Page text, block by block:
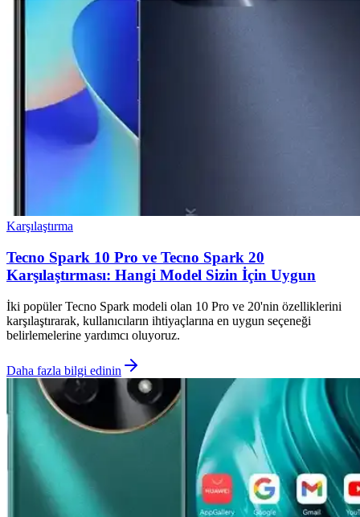
Karşılaştırma
Tecno Spark 10 Pro ve Tecno Spark 20
Karşılaştırması: Hangi Model Sizin İçin Uygun
İki popüler Tecno Spark modeli olan 10 Pro ve 20'nin özelliklerini
karşılaştırarak, kullanıcıların ihtiyaçlarına en uygun seçeneği
belirlemelerine yardımcı oluyoruz.
Daha fazla bilgi edinin